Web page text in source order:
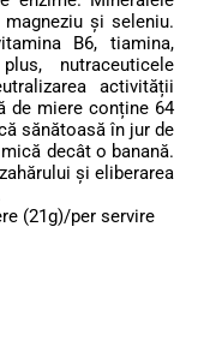
și seleniu.
B6, tiamina,
nutraceuticele
activității
de miere conține 64
sănătoasă în jur de
decât o banană.
și eliberarea
(21g)/per servire